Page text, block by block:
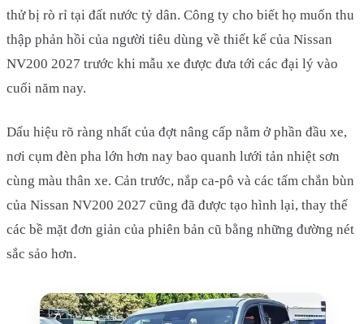
thử bị rò rỉ tại đất nước tỷ dân. Công ty cho biết họ muốn thu
thập phản hồi của người tiêu dùng về thiết kế của Nissan
NV200 2027 trước khi mẫu xe được đưa tới các đại lý vào
cuối năm nay.
Dấu hiệu rõ ràng nhất của đợt nâng cấp nằm ở phần đầu xe,
nơi cụm đèn pha lớn hơn nay bao quanh lưới tản nhiệt sơn
cùng màu thân xe. Cản trước, nắp ca-pô và các tấm chắn bùn
của Nissan NV200 2027 cũng đã được tạo hình lại, thay thế
các bề mặt đơn giản của phiên bản cũ bằng những đường nét
sắc sảo hơn.